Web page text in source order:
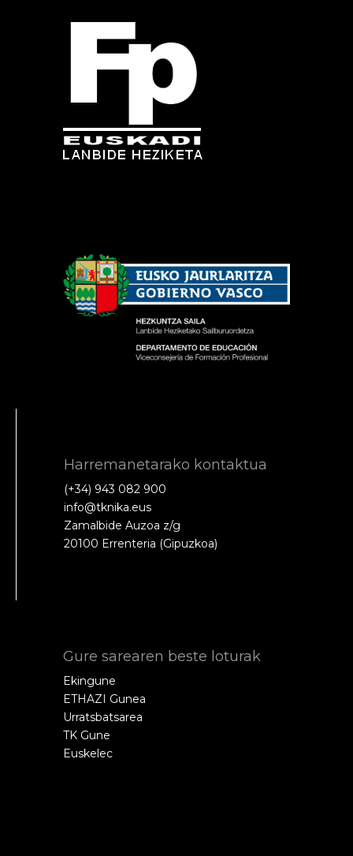
Harremanetarako kontaktua
(+34) 943 082 900
info@tknika.eus
Zamalbide Auzoa z/g
20100 Errenteria (Gipuzkoa)
Gure sarearen beste loturak
Ekingune
ETHAZI Gunea
Urratsbatsarea
TK Gune
Euskelec